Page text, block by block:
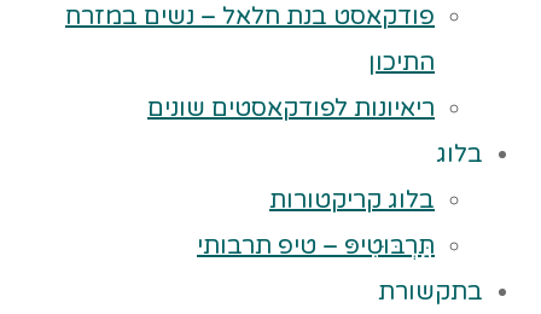
פודקאסט בנת חלאל – נשים במזרח
התיכון
ריאיונות לפודקאסטים שונים
בלוג
בלוג קריקטורות
תַּרְבּוּטִיפּ – טיפ תרבותי
בתקשורת